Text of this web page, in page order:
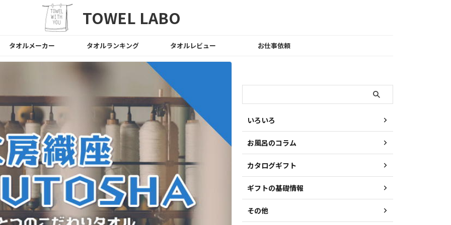
TOWEL LABO
タオルメーカー タオルランキング タオルレビュー お仕事依頼
いろいろ
お風呂のコラム
カタログギフト
ギフトの基礎情報
その他